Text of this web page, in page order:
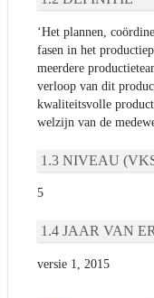
‘Het plannen,
fasen in het
meerdere
verloop van dit
kwaliteitsvolle
welzijn van de
NIVEAU
5
JAAR VAN
versie 1, 2015